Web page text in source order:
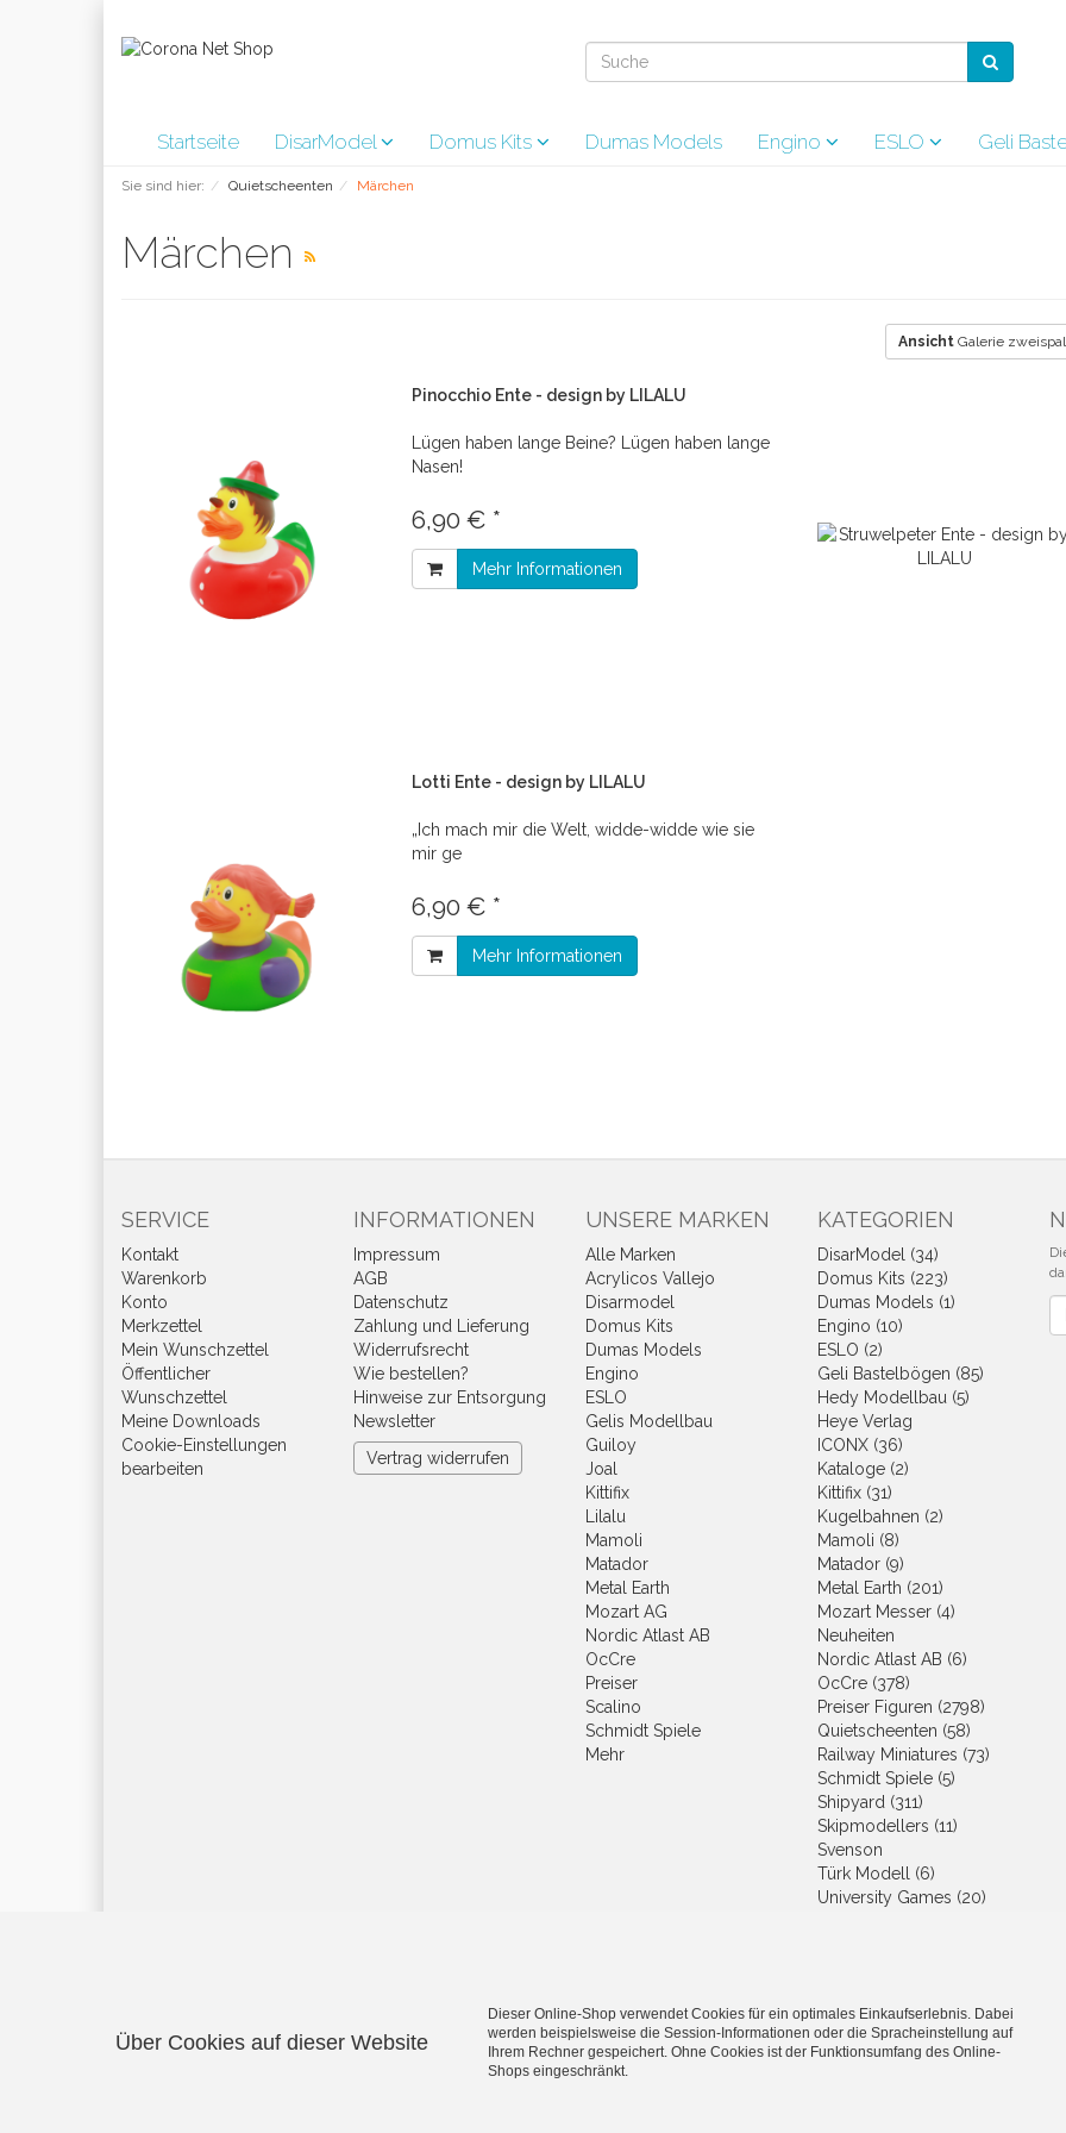
Startseite DisarModel Domus Kits Dumas Models Engino ESLO Geli
Sie sind hier: Quietscheenten Märchen
Märchen
Ansicht Galerie
Pinocchio Ente - design by LILALU
Lügen haben lange Beine? Lügen haben lange
Nasen!
6,90 € *
Mehr Informationen
Lotti Ente - design by LILALU
„Ich mach mir die Welt, widde-widde wie sie
mir ge
6,90 € *
Mehr Informationen
SERVICE
Kontakt
Warenkorb
Konto
Merkzettel
Mein Wunschzettel
Öffentlicher
Wunschzettel
Meine Downloads
Cookie-Einstellungen
bearbeiten
INFORMATIONEN
Impressum
AGB
Datenschutz
Zahlung und Lieferung
Widerrufsrecht
Wie bestellen?
Hinweise zur Entsorgung
Newsletter
Vertrag widerrufen
UNSERE MARKEN
Alle Marken
Acrylicos Vallejo
Disarmodel
Domus Kits
Dumas Models
Engino
ESLO
Gelis Modellbau
Guiloy
Joal
Kittifix
Lilalu
Mamoli
Matador
Metal Earth
Mozart AG
Nordic Atlast AB
OcCre
Preiser
Scalino
Schmidt Spiele
Mehr
KATEGORIEN
DisarModel (34)
Domus Kits (223)
Dumas Models (1)
Engino (10)
ESLO (2)
Geli Bastelbögen (85)
Hedy Modellbau (5)
Heye Verlag
ICONX (36)
Kataloge (2)
Kittifix (31)
Kugelbahnen (2)
Mamoli (8)
Matador (9)
Metal Earth (201)
Mozart Messer (4)
Neuheiten
Nordic Atlast AB (6)
OcCre (378)
Preiser Figuren (2798)
Quietscheenten (58)
Railway Miniatures (73)
Schmidt Spiele (5)
Shipyard (311)
Skipmodellers (11)
Svenson
Türk Modell (6)
University Games (20)
Über Cookies auf dieser Website
Dieser Online-Shop verwendet Cookies für ein optimales Einkaufserlebnis. Dabei
werden beispielsweise die Session-Informationen oder die Spracheinstellung auf
Ihrem Rechner gespeichert. Ohne Cookies ist der Funktionsumfang des Online-
Shops eingeschränkt.